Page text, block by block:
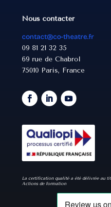
Nous contacter
contact@co-theatre.fr
09 81 21 32 35
69 rue de Chabrol
75010 Paris, France
La certification qualité a été délivrée au
Actions de formation